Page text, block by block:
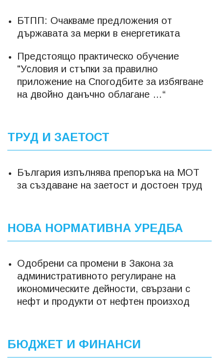
БТПП: Очакваме предложения от
държавата за мерки в енергетиката
Предстоящо практическо обучение
"Условия и стъпки за правилно
приложение на Спогодбите за избягване
на двойно данъчно облагане …“
ТРУД И ЗАЕТОСТ
България изпълнява препоръка на МОТ
за създаване на заетост и достоен труд
НОВА НОРМАТИВНА УРЕДБА
Одобрени са промени в Закона за
административното регулиране на
икономическите дейности, свързани с
нефт и продукти от нефтен произход
БЮДЖЕТ И ФИНАНСИ